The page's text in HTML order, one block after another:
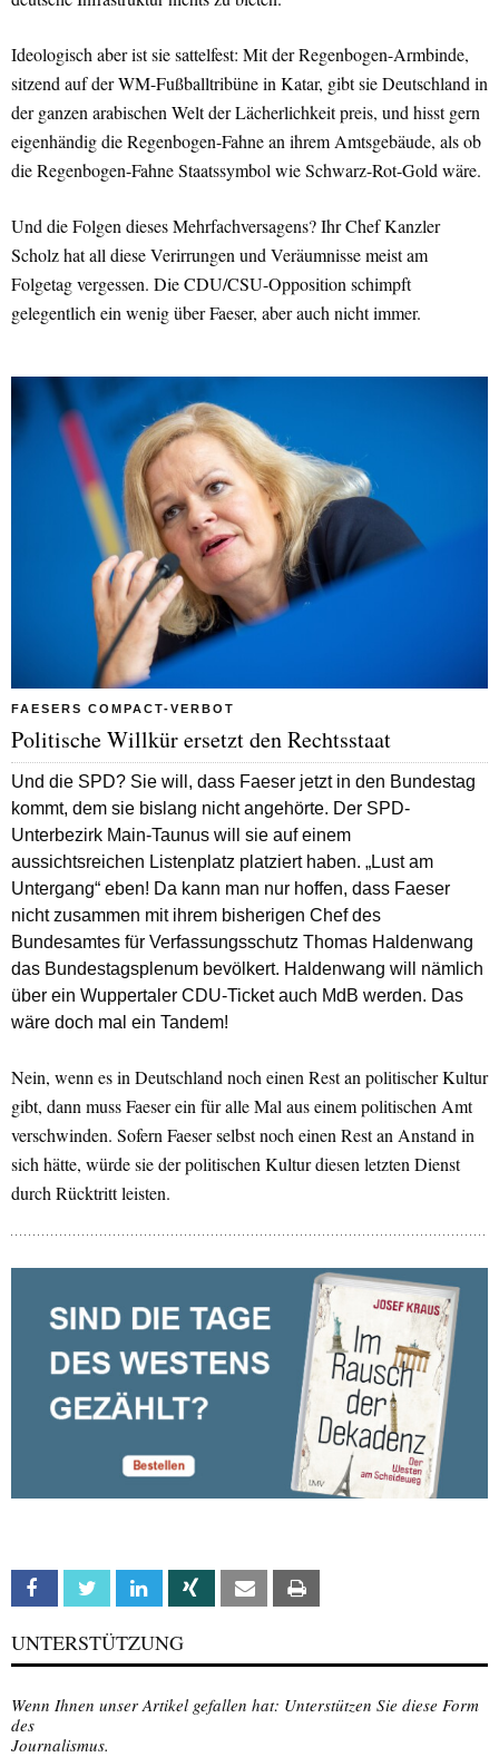
Ideologisch aber ist sie sattelfest: Mit der Regenbogen-Armbinde,
sitzend auf der WM-Fußballtribüne in Katar, gibt sie Deutschland in
der ganzen arabischen Welt der Lächerlichkeit preis, und hisst gern
eigenhändig die Regenbogen-Fahne an ihrem Amtsgebäude, als ob
die Regenbogen-Fahne Staatssymbol wie Schwarz-Rot-Gold wäre.
Und die Folgen dieses Mehrfachversagens? Ihr Chef Kanzler
Scholz hat all diese Verirrungen und Veräumnisse meist am
Folgetag vergessen. Die CDU/CSU-Opposition schimpft
gelegentlich ein wenig über Faeser, aber auch nicht immer.
FAESERS COMPACT-VERBOT
Politische Willkür ersetzt den Rechtsstaat
Und die SPD? Sie will, dass Faeser jetzt in den Bundestag
kommt, dem sie bislang nicht angehörte. Der SPD-
Unterbezirk Main-Taunus will sie auf einem
aussichtsreichen Listenplatz platziert haben. „Lust am
Untergang“ eben! Da kann man nur hoffen, dass Faeser
nicht zusammen mit ihrem bisherigen Chef des
Bundesamtes für Verfassungsschutz Thomas Haldenwang
das Bundestagsplenum bevölkert. Haldenwang will nämlich
über ein Wuppertaler CDU-Ticket auch MdB werden. Das
wäre doch mal ein Tandem!
Nein, wenn es in Deutschland noch einen Rest an politischer Kultur
gibt, dann muss Faeser ein für alle Mal aus einem politischen Amt
verschwinden. Sofern Faeser selbst noch einen Rest an Anstand in
sich hätte, würde sie der politischen Kultur diesen letzten Dienst
durch Rücktritt leisten.
Facebook Twitter Linkedin Xing Email
UNTERSTÜTZUNG
Wenn Ihnen unser Artikel gefallen hat: Unterstützen Sie diese Form
des
Journalismus.